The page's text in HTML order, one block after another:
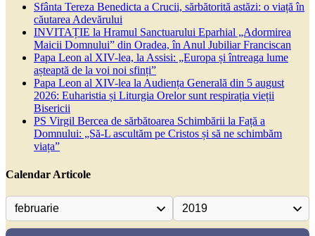
Sfânta Tereza Benedicta a Crucii, sărbătorită astăzi: o viață în
căutarea Adevărului
INVITAȚIE la Hramul Sanctuarului Eparhial „Adormirea
Maicii Domnului” din Oradea, în Anul Jubiliar Franciscan
Papa Leon al XIV-lea, la Assisi: „Europa și întreaga lume
așteaptă de la voi noi sfinți”
Papa Leon al XIV-lea la Audiența Generală din 5 august
2026: Euharistia și Liturgia Orelor sunt respirația vieții
Bisericii
PS Virgil Bercea de sărbătoarea Schimbării la Față a
Domnului: „Să-L ascultăm pe Cristos și să ne schimbăm
viața”
Calendar Articole